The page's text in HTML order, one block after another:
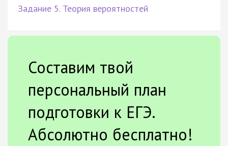
Задание 5. Теория вероятностей
Составим твой
персональный план
подготовки к ЕГЭ.
Абсолютно бесплатно!